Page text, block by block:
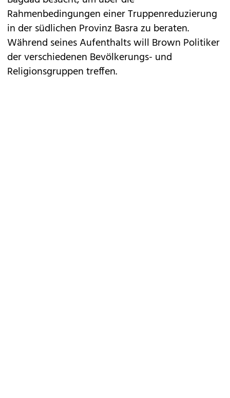
Rahmenbedingungen einer Truppenreduzierung
in der südlichen Provinz Basra zu beraten.
Während seines Aufenthalts will Brown Politiker
der verschiedenen Bevölkerungs- und
Religionsgruppen treffen.